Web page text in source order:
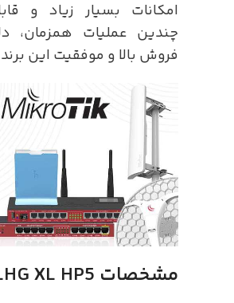
امکانات بسیار زیاد و
چندین عملیات همزمان،
فروش بالا و موفقیت این
مشخصات LHG XL HP5